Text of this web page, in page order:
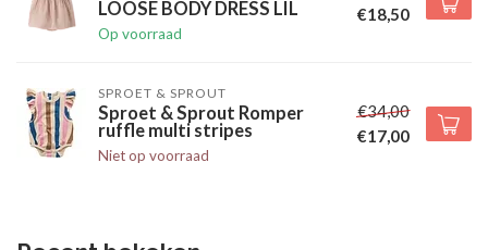
LOOSE BODY DRESS LIL
Op voorraad
€18,50
SPROET & SPROUT
Sproet & Sprout Romper
ruffle multi stripes
Niet op voorraad
€34,00
€17,00